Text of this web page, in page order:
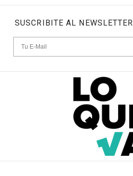
SUSCRIBITE AL NEWSLETTER